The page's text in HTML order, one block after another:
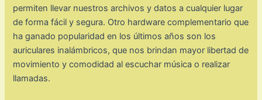
permiten llevar nuestros archivos y datos a cualquier lugar
de forma fácil y segura. Otro hardware complementario que
ha ganado popularidad en los últimos años son los
auriculares inalámbricos, que nos brindan mayor libertad de
movimiento y comodidad al escuchar música o realizar
llamadas.